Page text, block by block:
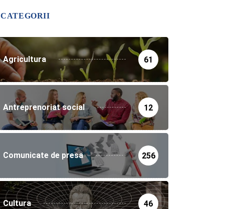
CATEGORII
Agricultura 61
Antreprenoriat social 12
Comunicate de presa 256
Cultura 46